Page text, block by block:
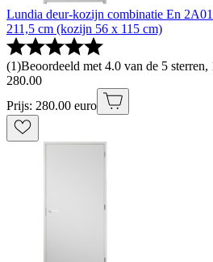
Lundia deur-kozijn combinatie En
211,5 cm (kozijn 56 x 115 cm)
(1)Beoordeeld met 4.0 van de 5
280.00
Prijs: 280.00 euro